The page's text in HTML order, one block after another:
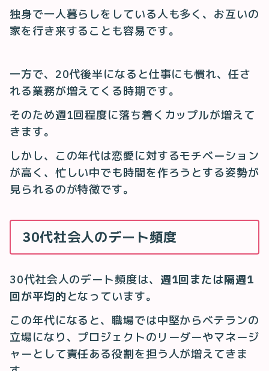
独身で一人暮らしをしている人も多く、お互いの
家を行き来することも容易です。
一方で、20代後半になると仕事にも慣れ、任さ
れる業務が増えてくる時期です。
そのため週1回程度に落ち着くカップルが増えて
きます。
しかし、この年代は恋愛に対するモチベーション
が高く、忙しい中でも時間を作ろうとする姿勢が
見られるのが特徴です。
30代社会人のデート頻度
30代社会人のデート頻度は、 週1回または隔週1
回が平均的となっています。
この年代になると、職場では中堅からベテランの
立場になり、プロジェクトのリーダーやマネージ
ャーとして責任ある役割を担う人が増えてきま